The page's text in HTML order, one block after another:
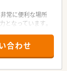
常に便利な場所
なっています。
います。
、現在は常勤1名
ます。
合わせ